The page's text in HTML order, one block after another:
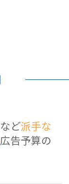
ど派手な
広告予算の